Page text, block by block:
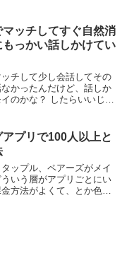
約するのが吉やで 誠実さ
ために昼にするわ
マッチしてすぐ自然消
っかい話しかけてい
チして少し会話してその
なかったんだけど、話しか
のかな？ したらいいじゃ
かに嫌がられてたらわかる
ゃないなら押せよ
プリで100人以上と
ップル、ペアーズがメイ
いう層がアプリごとにい
方法がよくて、とか色々